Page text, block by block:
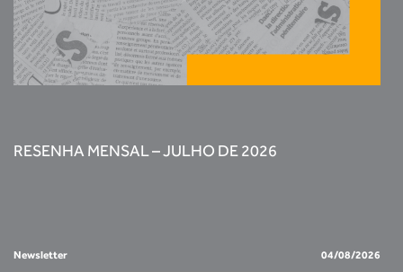
RESENHA MENSAL – JULHO DE 2026
Newsletter 04/08/2026